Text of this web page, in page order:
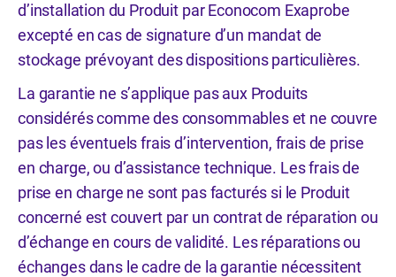
d’installation du Produit par Econocom Exaprobe
excepté en cas de signature d’un mandat de
stockage prévoyant des dispositions particulières.
La garantie ne s’applique pas aux Produits
considérés comme des consommables et ne couvre
pas les éventuels frais d’intervention, frais de prise
en charge, ou d’assistance technique. Les frais de
prise en charge ne sont pas facturés si le Produit
concerné est couvert par un contrat de réparation ou
d’échange en cours de validité. Les réparations ou
échanges dans le cadre de la garantie nécessitent